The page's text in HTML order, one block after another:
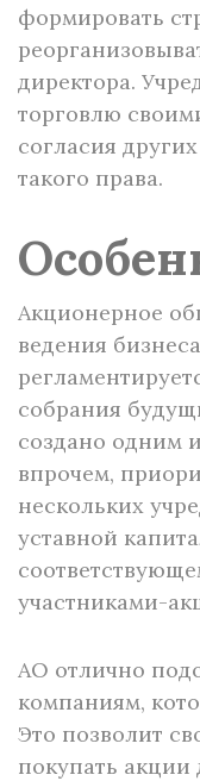
формировать
директора.
торговлю
согласия
такого права.
Акционерное
ведения
собрания
создано одним
впрочем,
нескольких
уставной
участниками-
АО отлично
компаниям,
Это позволит
покупать акции